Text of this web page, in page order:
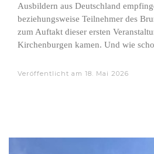
Ausbildern aus Deutschland
beziehungsweise Teilnehmer des
zum Auftakt dieser ersten
Kirchenburgen kamen. Und wie
Veröffentlicht am 18. Mai 2026